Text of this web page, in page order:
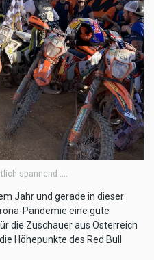
spannend ....
Jahr und gerade in dieser
Pandemie eine gute
die Zuschauer aus Österreich
Höhepunkte des Red Bull